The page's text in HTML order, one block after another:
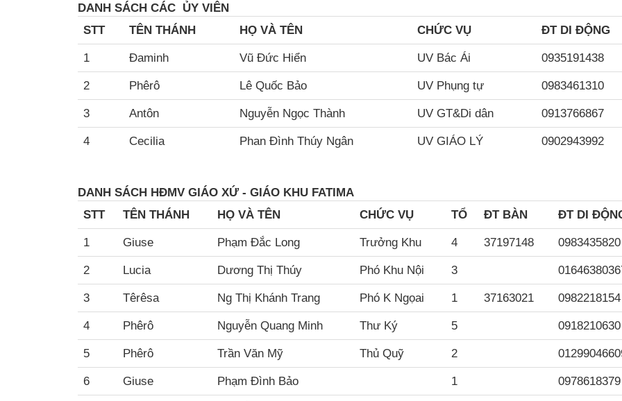
DANH SÁCH CÁC ỦY VIÊN
STT
TÊN THÁNH HỌ VÀ TÊN CHỨC VỤ ĐT DI ĐỘNG
1 Đaminh Vũ Đức Hiển UV Bác Ái 0935191438
2 Phêrô Lê Quốc Bảo UV Phụng tự 0983461310
3 Antôn Nguyễn Ngọc Thành UV GT&Di dân 0913766867
4 Cecilia Phan Đình Thúy Ngân UV GIÁO LÝ 0902943992
DANH SÁCH HĐMV GIÁO XỨ - GIÁO KHU FATIMA
STT
TÊN THÁNH HỌ VÀ TÊN CHỨC VỤ TỔ ĐT BÀN ĐT DI
1 Giuse Phạm Đắc Long Trưởng Khu 4 37197148 0983435820
2 Lucia Dương Thị Thúy Phó Khu Nội 3
3 Têrêsa Ng Thị Khánh Trang Phó K Ngọai 1 37163021 0982218154
4 Phêrô Nguyễn Quang Minh Thư Ký 5 0918210630
5 Phêrô Trần Văn Mỹ Thủ Quỹ 2
6 Giuse Phạm Đình Bảo 1 0978618379